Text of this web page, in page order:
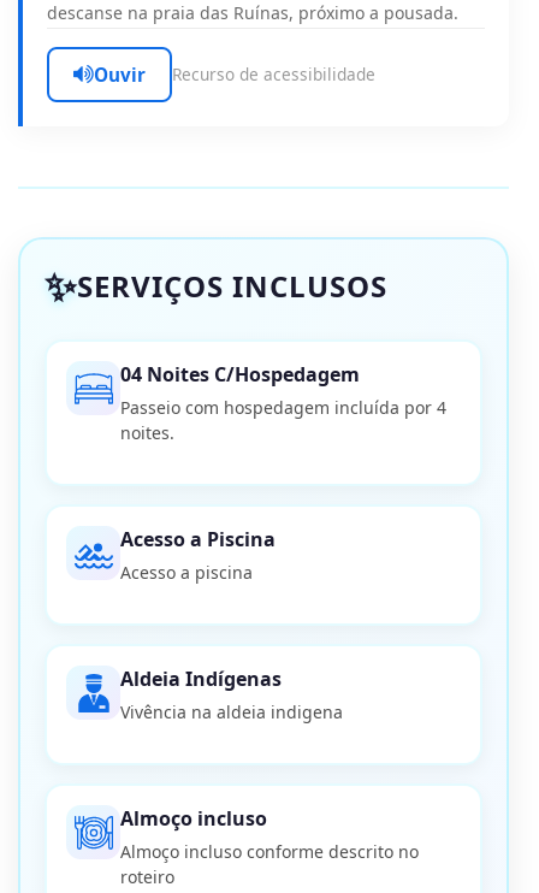
descanse na praia das Ruínas, próximo a pousada.
Ouvir Recurso de acessibilidade
SERVIÇOS INCLUSOS
04 Noites C/Hospedagem
Passeio com hospedagem incluída por 4
noites.
Acesso a Piscina
Acesso a piscina
Aldeia Indígenas
Vivência na aldeia indigena
Almoço incluso
Almoço incluso conforme descrito no
roteiro